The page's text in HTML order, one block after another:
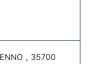
, 35700